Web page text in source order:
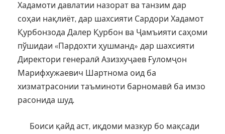
Хадамоти давлатии назорат ва танзим дар
соҳаи нақлиёт, дар шахсияти Сардори Хадамот
Қурбонзода Далер Қурбон ва Ҷамъияти саҳоми
пўшидаи «Пардохти ҳушманд» дар шахсияти
Директори генералӣ Азизхуҷаев Ғуломҷон
Марифхужаевич Шартнома оид ба
хизматрасонии таъминоти барномавӣ ба имзо
расонида шуд.
Боиси қайд аст, иқдоми мазкур бо мақсади